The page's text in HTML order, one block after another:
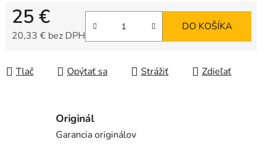
25 €
20,33 € bez DPH
DO KOŠÍKA
Tlač Opýtať sa Strážiť Zdieľať
Originál
Garancia originálov